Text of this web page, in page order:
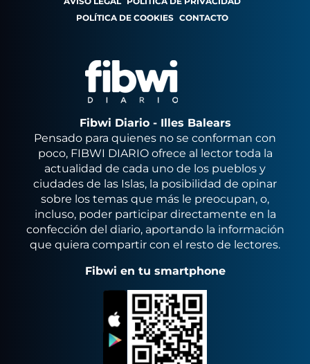
POLÍTICA DE COOKIES CONTACTO
Fibwi Diario - Illes Balears
Pensado para quienes no se conforman con
poco, FIBWI DIARIO ofrece al lector toda la
actualidad de cada uno de los pueblos y
ciudades de las Islas, la posibilidad de opinar
sobre los temas que más le preocupan, o,
incluso, poder participar directamente en la
confección del diario, aportando la información
que quiera compartir con el resto de lectores.
Fibwi en tu smartphone